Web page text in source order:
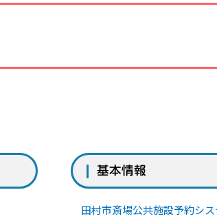
基本情報
田村市斎場公共施設予約シス